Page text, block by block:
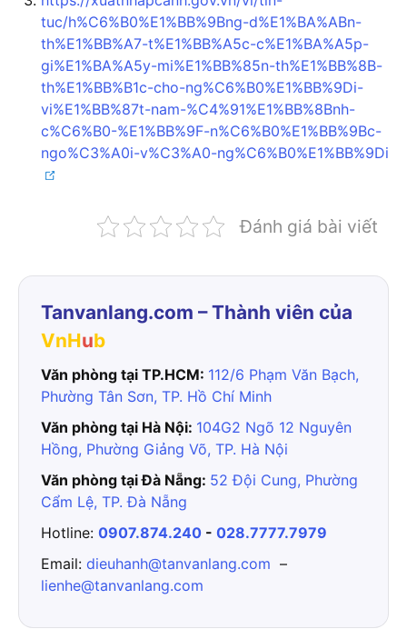
tuc/h%C6%B0%E1%BB%9Bng-d%E1%BA%ABn-
th%E1%BB%A7-t%E1%BB%A5c-c%E1%BA%A5p-
gi%E1%BA%A5y-mi%E1%BB%85n-th%E1%BB%8B-
th%E1%BB%B1c-cho-ng%C6%B0%E1%BB%9Di-
vi%E1%BB%87t-nam-%C4%91%E1%BB%8Bnh-
c%C6%B0-%E1%BB%9F-n%C6%B0%E1%BB%9Bc-
ngo%C3%A0i-v%C3%A0-ng%C6%B0%E1%BB%9Di
Đánh giá bài viết
Tanvanlang.com – Thành viên của
VnHub
Văn phòng tại TP.HCM: 112/6 Phạm Văn Bạch,
Phường Tân Sơn, TP. Hồ Chí Minh
Văn phòng tại Hà Nội: 104G2 Ngõ 12 Nguyên
Hồng, Phường Giảng Võ, TP. Hà Nội
Văn phòng tại Đà Nẵng: 52 Đội Cung, Phường
Cẩm Lệ, TP. Đà Nẵng
Hotline: 0907.874.240 - 028.7777.7979
Email: dieuhanh@tanvanlang.com –
lienhe@tanvanlang.com